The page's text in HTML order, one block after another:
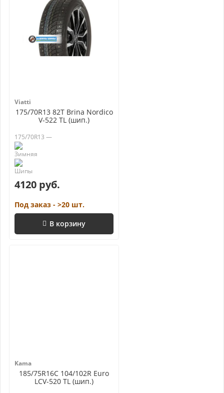
Viatti
175/70R13 82T Brina Nordico
V-522 TL (шип.)
175/70R13 —
4120 руб.
Под заказ - >20 шт.
В корзину
Kama
185/75R16C 104/102R Euro
LCV-520 TL (шип.)